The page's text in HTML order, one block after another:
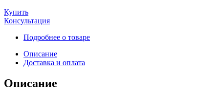
Купить
Консультация
Подробнее о товаре
Описание
Доставка и оплата
Описание